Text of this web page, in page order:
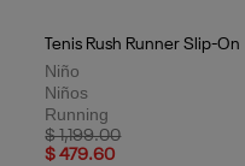
Tenis Rush Runner Slip-On
Niño
Niños
Running
Price reduced from
$ 1,199.00to
$ 479.60